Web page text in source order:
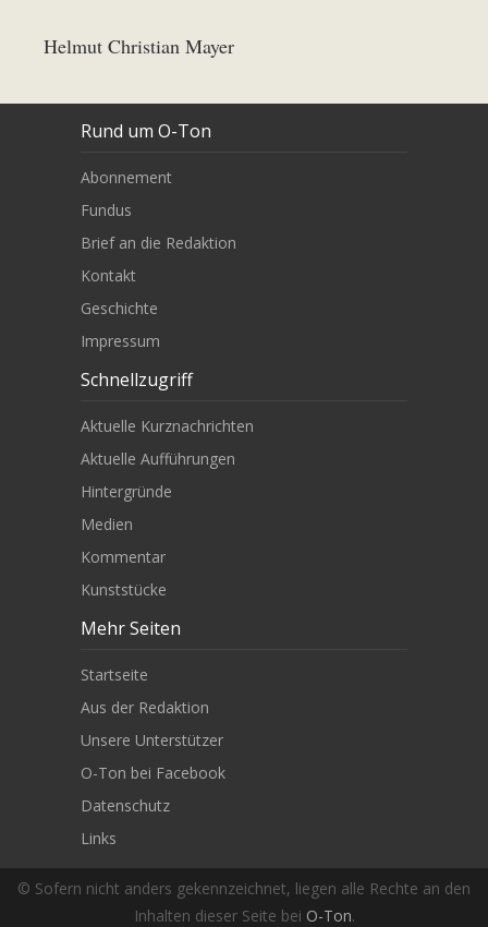
Helmut Christian Mayer
© Sofern nicht anders gekennzeichnet, liegen alle Rechte an den
Inhalten dieser Seite bei O-Ton.
Rund um O-Ton
Abonnement
Fundus
Brief an die Redaktion
Kontakt
Geschichte
Impressum
Schnellzugriff
Aktuelle Kurznachrichten
Aktuelle Aufführungen
Hintergründe
Medien
Kommentar
Kunststücke
Mehr Seiten
Startseite
Aus der Redaktion
Unsere Unterstützer
O-Ton bei Facebook
Datenschutz
Links